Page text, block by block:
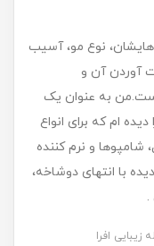
نوع مو، آسیب
آوردن آن و
به عنوان یک
ام که برای انواع
و نرم کننده
با انتهای دوشاخه،
.
زیبایی افرا